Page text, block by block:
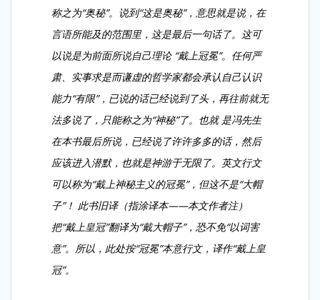
称之为“奥秘”。说到“这是奥秘”，意思就是说，在
言语所能及的范围里，这是最后一句话了。这可
以说是为前面所说自己理论 “戴上冠冕”。任何严
肃、实事求是而谦虚的哲学家都会承认自己认识
能力“有限”，已说的话已经说到了头，再往前就无
法多说了，只能称之为“神秘”了。也就 是冯先生
在本书最后所说，已经说了许许多多的话，然后
应该进入潜默，也就是神游于无限了。英文行文
可以称为“戴上神秘主义的冠冕”，但这不是“大帽
子”！ 此书旧译（指涂译本——本文作者注）
把“戴上皇冠”翻译为“戴大帽子”，恐不免“以词害
意”。所以，此处按“冠冕”本意行文，译作“戴上皇
冠”。